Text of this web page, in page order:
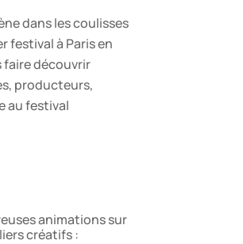
dans les coulisses
festival à Paris en
faire découvrir
producteurs,
au festival
animations sur
créatifs :